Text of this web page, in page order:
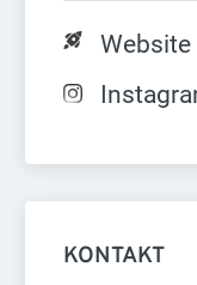
Website
KONTAKT